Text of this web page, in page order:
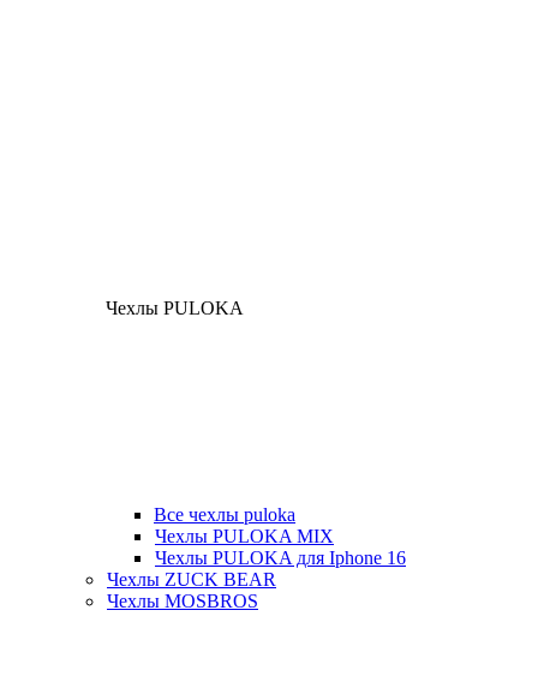
Чехлы PULOKA
Все чехлы puloka
Чехлы PULOKA MIX
Чехлы PULOKA для Iphone 16
Чехлы ZUCK BEAR
Чехлы MOSBROS